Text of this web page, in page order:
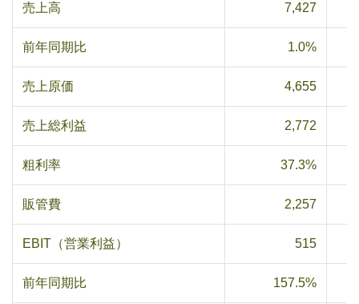
売上高 7,427
前年同期比 1.0%
売上原価 4,655
売上総利益 2,772
粗利率 37.3%
販管費 2,257
EBIT（営業利益） 515
前年同期比 157.5%